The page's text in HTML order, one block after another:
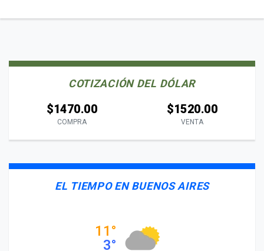
COTIZACIÓN DEL DÓLAR
$1470.00
COMPRA
$1520.00
VENTA
EL TIEMPO EN BUENOS AIRES